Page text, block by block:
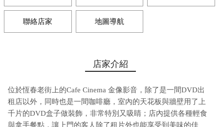
聯絡店家 地圖導航
店家介紹
位於恆春老街上的Cafe Cinema 金像影音，除了是一間DVD出
租店以外，同時也是一間咖啡廳，室內的天花板與牆壁用了上
千片的DVD盒子做裝飾，非常特別又吸睛；店內提供各種輕食
與拿手餐點，讓上門的客人除了租片外也能享受到美味的佳